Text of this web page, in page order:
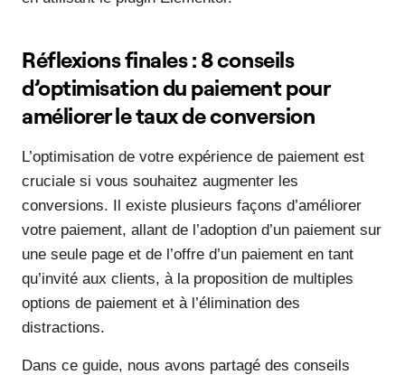
Réflexions finales : 8 conseils
d’optimisation du paiement pour
améliorer le taux de conversion
L’optimisation de votre expérience de paiement est
cruciale si vous souhaitez augmenter les
conversions. Il existe plusieurs façons d’améliorer
votre paiement, allant de l’adoption d’un paiement sur
une seule page et de l’offre d’un paiement en tant
qu’invité aux clients, à la proposition de multiples
options de paiement et à l’élimination des
distractions.
Dans ce guide, nous avons partagé des conseils